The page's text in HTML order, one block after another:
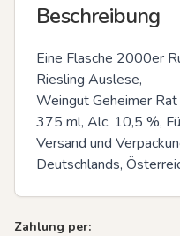
Beschreibung
Eine Flasche 2000er
Riesling Auslese,
Weingut Geheimer
375 ml, Alc. 10,5 %,
Versand und
Deutschlands,
Zahlung per: